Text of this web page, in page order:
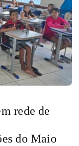
rede de
do Maio